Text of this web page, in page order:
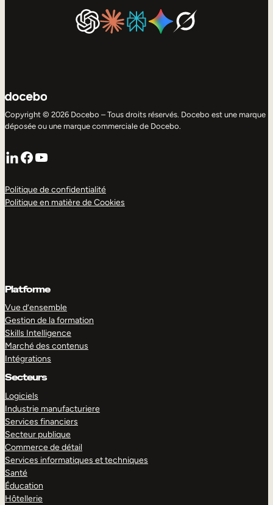
Copyright © 2026 Docebo – Tous droits réservés. Docebo est une marque
déposée ou une marque commerciale de Docebo.
LinkedIn
Facebook
YouTube
Politique de confidentialité
Politique en matière de Cookies
Platforme
Vue d’ensemble
Gestion de la formation
Skills Intelligence
Marché des contenus
Intégrations
Secteurs
Logiciels
Industrie manufacturiere
Services financiers
Secteur publique
Commerce de détail
Services informatiques et techniques
Santé
Éducation
Hôtellerie